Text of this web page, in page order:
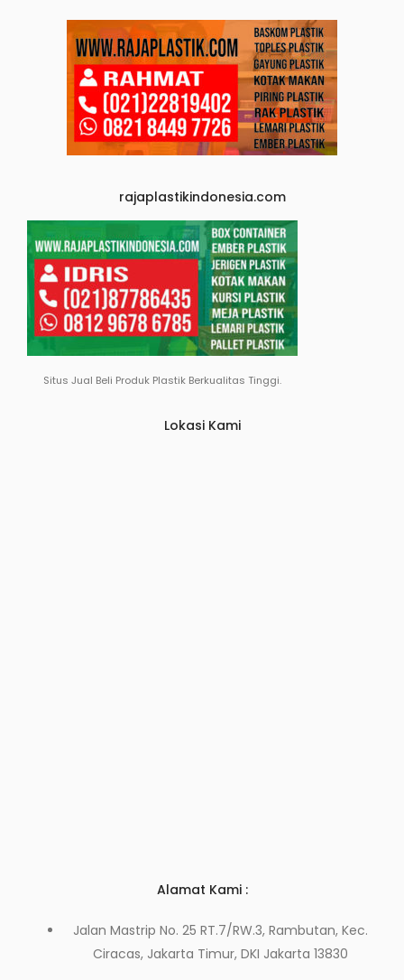
rajaplastikindonesia.com
Situs Jual Beli Produk Plastik Berkualitas Tinggi.
Lokasi Kami
Alamat Kami :
Jalan Mastrip No. 25 RT.7/RW.3, Rambutan, Kec.
Ciracas, Jakarta Timur, DKI Jakarta 13830